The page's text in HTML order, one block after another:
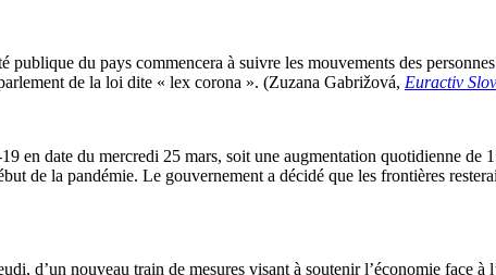
publique du pays commencera à suivre les mouvements des
de la loi dite « lex corona ». (Zuzana Gabrižová, Euractiv
en date du mercredi 25 mars, soit une augmentation quotidienne de
de la pandémie. Le gouvernement a décidé que les frontières
d’un nouveau train de mesures visant à soutenir l’économie face